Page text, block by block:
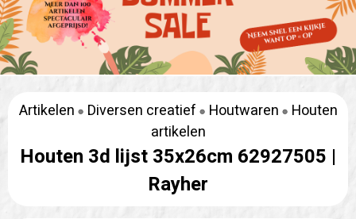
Artikelen Diversen creatief Houtwaren
Houten
artikelen
Houten 3d lijst 35x26cm 62927505 |
Rayher